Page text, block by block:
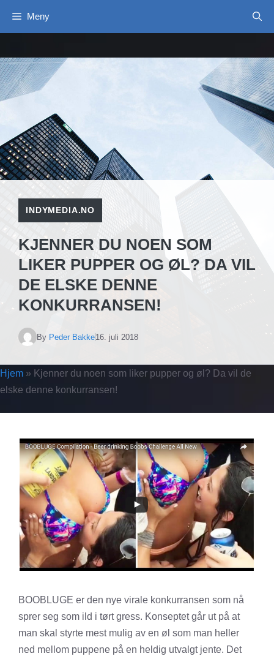
Meny
INDYMEDIA.NO
KJENNER DU NOEN SOM
LIKER PUPPER OG ØL? DA VIL
DE ELSKE DENNE
KONKURRANSEN!
By Peder Bakke16. juli 2018
Hjem » Kjenner du noen som liker pupper og øl? Da vil de
elske denne konkurransen!
BOOBLUGE er den nye virale konkurransen som nå
sprer seg som ild i tørt gress. Konseptet går ut på at
man skal styrte mest mulig av en øl som man heller
ned mellom puppene på en heldig utvalgt jente. Det